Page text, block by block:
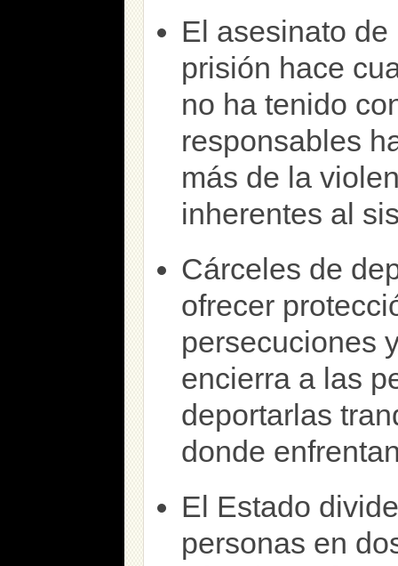
El asesinato
prisión hace
no ha tenido
responsables
más de la
inherentes al
Cárceles de
ofrecer
persecuciones
encierra a las
deportarlas
donde
El Estado
personas en